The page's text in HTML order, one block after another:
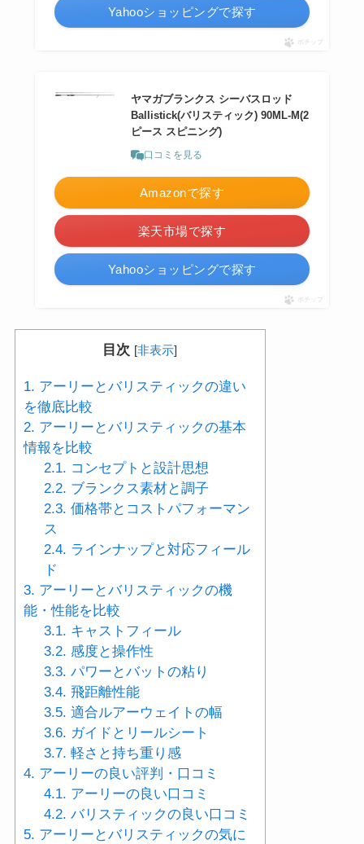
Yahooショッピングで探す
ポチップ
ヤマガブランクス シーバスロッド
Ballistick(バリスティック) 90ML-M(2
ピース スピニング)
口コミを見る
Amazonで探す
楽天市場で探す
Yahooショッピングで探す
ポチップ
目次 [非表示]
1. アーリーとバリスティックの違い
を徹底比較
2. アーリーとバリスティックの基本
情報を比較
2.1. コンセプトと設計思想
2.2. ブランクス素材と調子
2.3. 価格帯とコストパフォーマン
ス
2.4. ラインナップと対応フィール
ド
3. アーリーとバリスティックの機
能・性能を比較
3.1. キャストフィール
3.2. 感度と操作性
3.3. パワーとバットの粘り
3.4. 飛距離性能
3.5. 適合ルアーウェイトの幅
3.6. ガイドとリールシート
3.7. 軽さと持ち重り感
4. アーリーの良い評判・口コミ
4.1. アーリーの良い口コミ
4.2. バリスティックの良い口コミ
5. アーリーとバリスティックの気に